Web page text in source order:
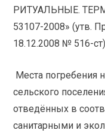
РИТУАЛЬНЫЕ.
53107-2008» (утв.
18.12.2008 № 516-ст)
Места погребения
сельского
отведённых в
санитарными и